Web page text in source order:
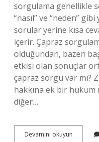
sorgulama genellikle
“nasıl” ve “neden”
sorular yerine kısa
içerir. Çapraz
olduğundan, bazen
etkisi olan sonuçlar
çapraz sorgu var mı?
hakkına ek bir
diğer…
Devamını okuyun